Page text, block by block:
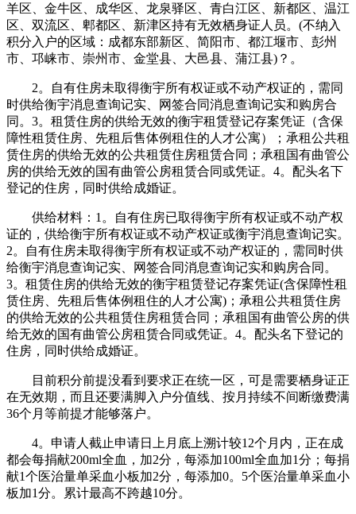
羊区、金牛区、成华区、龙泉驿区、青白江区、新都区、温江
区、双流区、郫都区、新津区持有无效栖身证人员。(不纳入
积分入户的区域：成都东部新区、简阳市、都江堰市、彭州
市、邛崃市、崇州市、金堂县、大邑县、蒲江县)？。
2。自有住房未取得衡宇所有权证或不动产权证的，需同
时供给衡宇消息查询记实、网签合同消息查询记实和购房合
同。3。租赁住房的供给无效的衡宇租赁登记存案凭证（含保
障性租赁住房、先租后售体例租住的人才公寓）；承租公共租
赁住房的供给无效的公共租赁住房租赁合同；承租国有曲管公
房的供给无效的国有曲管公房租赁合同或凭证。4。配头名下
登记的住房，同时供给成婚证。
供给材料：1。自有住房已取得衡宇所有权证或不动产权
证的，供给衡宇所有权证或不动产权证或衡宇消息查询记实。
2。自有住房未取得衡宇所有权证或不动产权证的，需同时供
给衡宇消息查询记实、网签合同消息查询记实和购房合同。
3。租赁住房的供给无效的衡宇租赁登记存案凭证(含保障性租
赁住房、先租后售体例租住的人才公寓)；承租公共租赁住房
的供给无效的公共租赁住房租赁合同；承租国有曲管公房的供
给无效的国有曲管公房租赁合同或凭证。4。配头名下登记的
住房，同时供给成婚证。
目前积分前提没看到要求正在统一区，可是需要栖身证正
在无效期，而且还要满脚入户分值线、按月持续不间断缴费满
36个月等前提才能够落户。
4。申请人截止申请日上月底上溯计较12个月内，正在成
都会每捐献200ml全血，加2分，每添加100ml全血加1分；每捐
献1个医治量单采血小板加2分，每添加0。5个医治量单采血小
板加1分。累计最高不跨越10分。